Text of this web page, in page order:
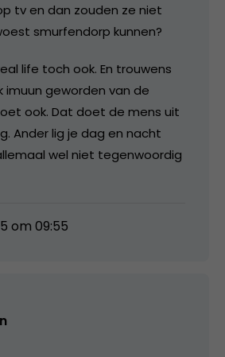
tv en dan zouden ze niet
smurfendorp kunnen?
life toch ook. En trouwens
imuun geworden van de
ook. Dat doet de mens uit
Ander lig je dag en nacht
wel niet tegenwoordig
om 09:55